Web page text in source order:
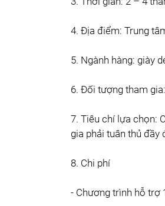
4. Địa điểm: Trung
5. Ngành hàng: giày
6. Đối tượng tham
7. Tiêu chí lựa chọn:
gia phải tuân thủ đầy
8. Chi phí
- Chương trình hỗ trợ